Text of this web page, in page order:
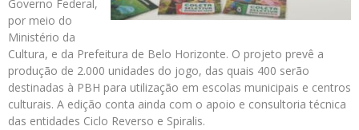
Governo Federal,
por meio do
Ministério da
Cultura, e da Prefeitura de Belo Horizonte. O projeto prevê a
produção de 2.000 unidades do jogo, das quais 400 serão
destinadas à PBH para utilização em escolas municipais e centros
culturais. A edição conta ainda com o apoio e consultoria técnica
das entidades Ciclo Reverso e Spiralis.